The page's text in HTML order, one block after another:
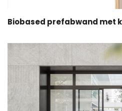
Biobased prefabwand met